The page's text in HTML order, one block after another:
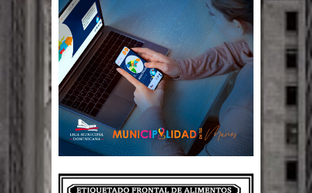
supervisa obra relleno sanitario y se
reúne con alcalde San Cristóbal
Un lunes trágico deja seis jóvenes
muertos
Heridos y edificios colapsados tras